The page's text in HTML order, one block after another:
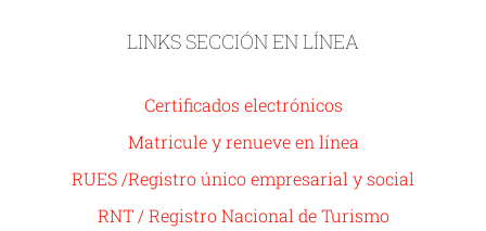
LINKS SECCIÓN EN LÍNEA
Certificados electrónicos
Matricule y renueve en línea
RUES /Registro único empresarial y social
RNT / Registro Nacional de Turismo